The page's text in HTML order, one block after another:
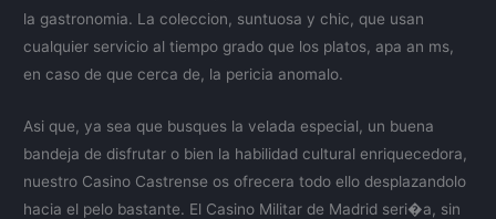
la gastronomia. La coleccion, suntuosa y chic, que usan
cualquier servicio al tiempo grado que los platos, apa an ms,
en caso de que cerca de, la pericia anomalo.
Asi que, ya sea que busques la velada especial, un buena
bandeja de disfrutar o bien la habilidad cultural enriquecedora,
nuestro Casino Castrense os ofrecera todo ello desplazandolo
hacia el pelo bastante. El Casino Militar de Madrid seri�a, sin